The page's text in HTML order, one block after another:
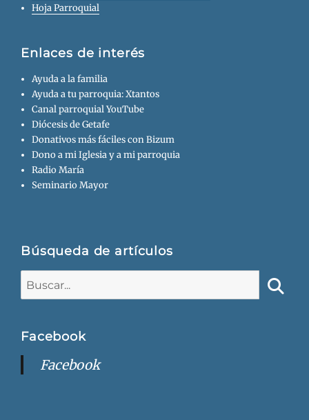
Hoja Parroquial
Enlaces de interés
Ayuda a la familia
Ayuda a tu parroquia: Xtantos
Canal parroquial YouTube
Diócesis de Getafe
Donativos más fáciles con Bizum
Dono a mi Iglesia y a mi parroquia
Radio María
Seminario Mayor
Búsqueda de artículos
Facebook
Facebook